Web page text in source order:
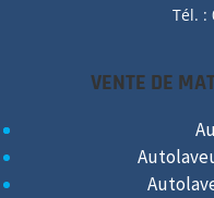
Tél. :
VENTE DE